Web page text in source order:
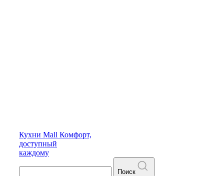
Кухни Mall Комфорт,
доступный
каждому
Поиск